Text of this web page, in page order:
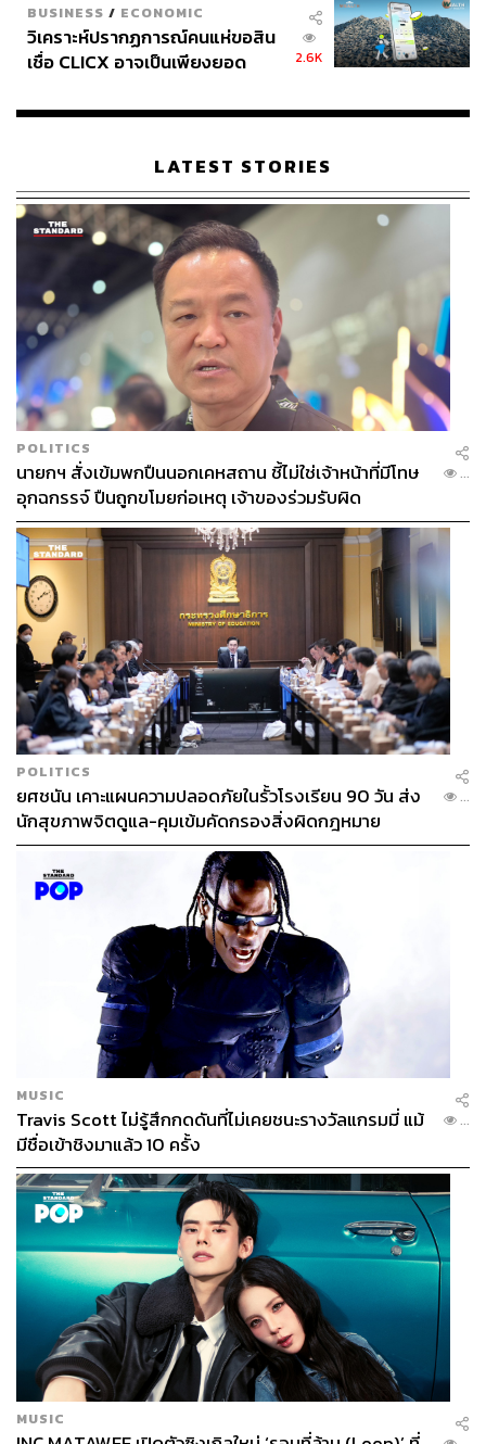
BUSINESS / ECONOMIC
วิเคราะห์ปรากฏการณ์คนแห่ขอสิน
เชื่อ CLICX อาจเป็นเพียงยอด
เรือนไทยที่ถูกซุกไว้
2.6K
LATEST STORIES
POLITICS
นายกฯ สั่งเข้มพกปืนนอกเคหสถาน ชี้ไม่ใช่เจ้าหน้าที่มีโทษ
อุกฉกรรจ์ ปืนถูกขโมยก่อเหตุ เจ้าของร่วมรับผิด
...
POLITICS
ยศชนัน เคาะแผนความปลอดภัยในรั้วโรงเรียน 90 วัน ส่ง
นักสุขภาพจิตดูแล-คุมเข้มคัดกรองสิ่งผิดกฎหมาย
...
MUSIC
Travis Scott ไม่รู้สึกกดดันที่ไม่เคยชนะรางวัลแกรมมี่ แม้
มีชื่อเข้าชิงมาแล้ว 10 ครั้ง
...
MUSIC